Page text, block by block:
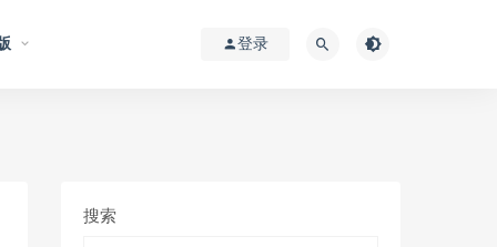
登录
搜索